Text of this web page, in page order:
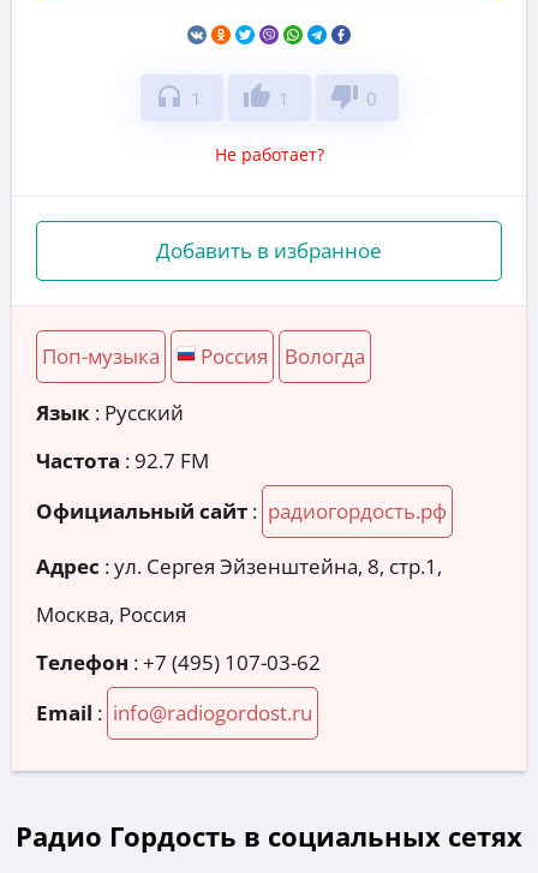
headphones 1 thumb_up 1 thumb_down 0
Не работает?
Добавить в избранное
Поп-музыка Россия Вологда
Язык : Русский
Частота : 92.7 FM
Официальный сайт : радиогордость.рф
Адрес :ул. Сергея Эйзенштейна, 8, стр.1,
Москва, Россия
Телефон :+7 (495) 107-03-62
Email : info@radiogordost.ru
Радио Гордость в социальных сетях